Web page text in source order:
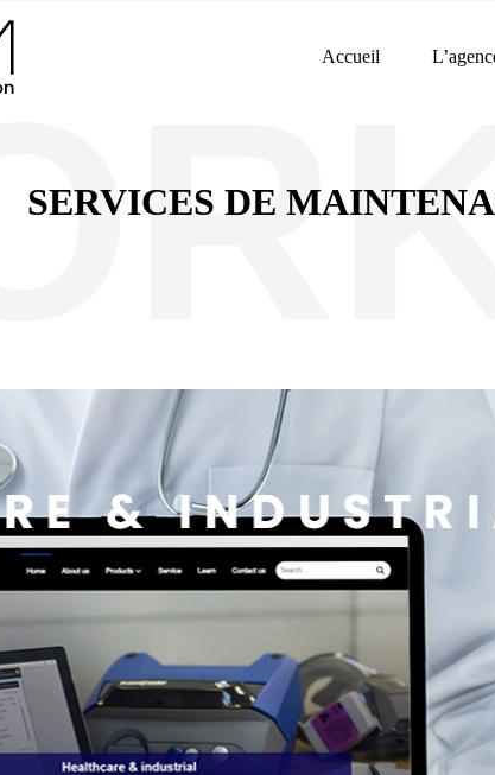
Accueil
SERVICES DE